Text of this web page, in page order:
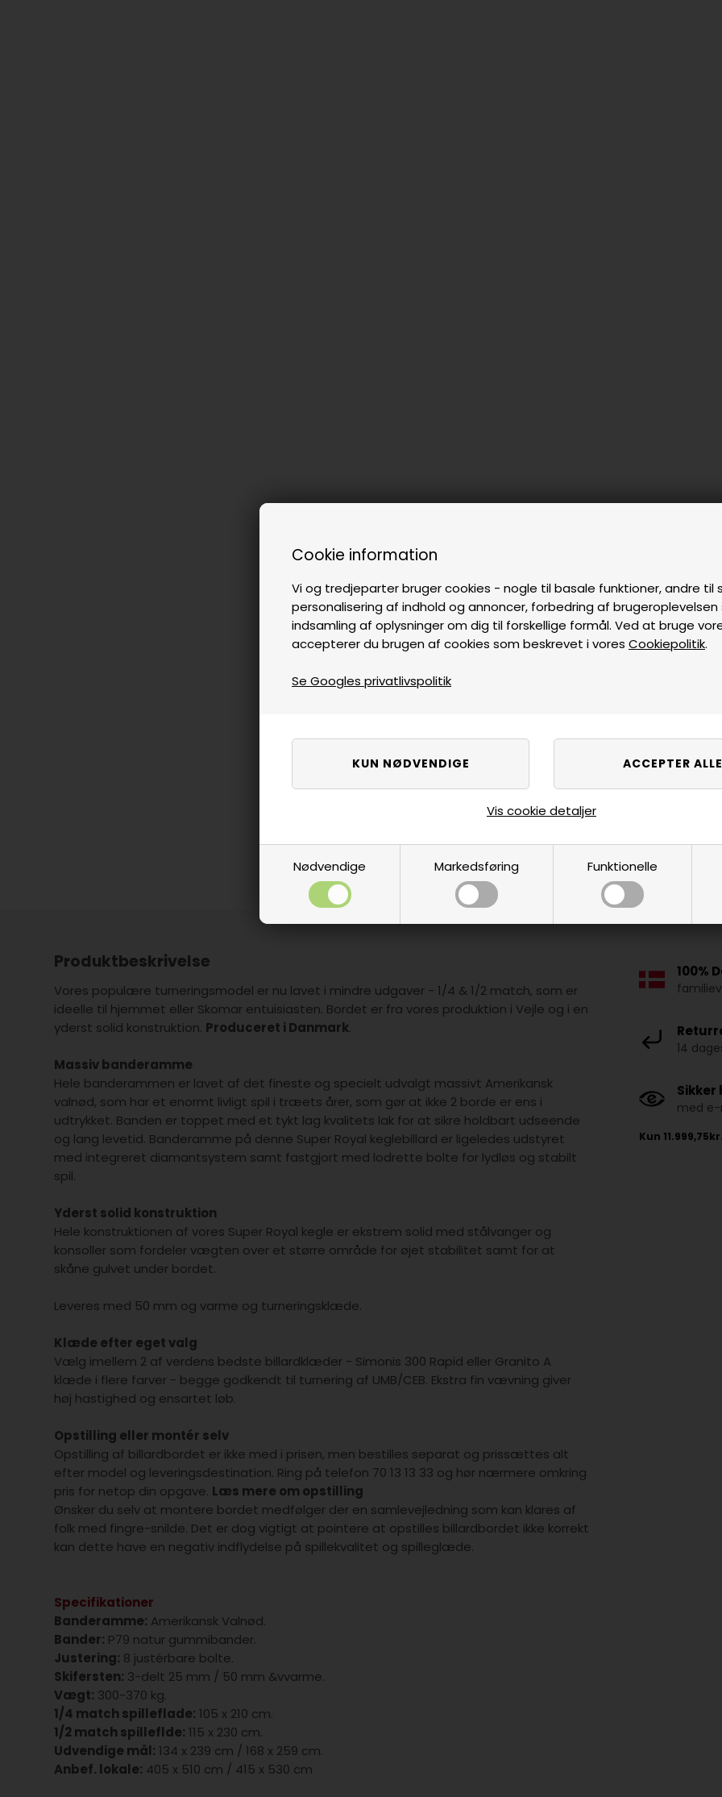
Cookie information
Vi og tredjeparter bruger cookies - nogle til basale funktioner, andre til
personalisering af indhold og annoncer, forbedring af
indsamling af oplysninger om dig til forskellige formål. Ved at bruge
accepterer du brugen af cookies som beskrevet i vores Cookiepolitik.
Se Googles privatlivspolitik
Nødvendige Markedsføring Funktionelle
Vis cookie detaljer
Produktbeskrivelse
Vores populære turneringsmodel er nu lavet i mindre udgaver - 1/4 & 1/2 match, som er
ideelle til hjemmet eller Skomar entuisiasten. Bordet er fra vores produktion i Vejle og i en
yderst solid konstruktion. Produceret i Danmark.
Massiv banderamme
Hele banderammen er lavet af det fineste og specielt udvalgt massivt Amerikansk
valnød, som har et enormt livligt spil i træets årer, som gør at ikke 2 borde er ens i
udtrykket. Banden er toppet med et tykt lag kvalitets lak for at sikre holdbart udseende
og lang levetid. Banderamme på denne Super Royal keglebillard er ligeledes udstyret
med integreret diamantsystem samt fastgjort med lodrette bolte for lydløs og stabilt
spil.
Yderst solid konstruktion
Hele konstruktionen af vores Super Royal kegle er ekstrem solid med stålvanger og
konsoller som fordeler vægten over et større område for øjet stabilitet samt for at
skåne gulvet under bordet.
Leveres med 50 mm og varme og turneringsklæde.
Klæde efter eget valg
Vælg imellem 2 af verdens bedste billardklæder - Simonis 300 Rapid eller Granito A
klæde i flere farver - begge godkendt til turnering af UMB/CEB. Ekstra fin vævning giver
høj hastighed og ensartet løb.
Opstilling eller montér selv
Opstilling af billardbordet er ikke med i prisen, men bestilles separat og prissættes alt
efter model og leveringsdestination. Ring på telefon 70 13 13 33 og hør nærmere omkring
pris for netop din opgave. Læs mere om opstilling
Ønsker du selv at montere bordet medfølger der en samlevejledning som kan klares af
folk med fingre-snilde. Det er dog vigtigt at pointere at opstilles billardbordet ikke korrekt
kan dette have en negativ indflydelse på spillekvalitet og spilleglæde.
Specifikationer
Banderamme: Amerikansk Valnød.
Bander: P79 natur gummibander.
Justering: 8 justérbare bolte.
Skifersten: 3-delt 25 mm / 50 mm &vvarme.
Vægt: 300-370 kg.
1/4 match spilleflade: 105 x 210 cm.
1/2 match spilleflde: 115 x 230 cm.
Udvendige mål: 134 x 239 cm / 168 x 259 cm.
Anbef. lokale: 405 x 510 cm / 415 x 530 cm
100%
14
Sikker
med